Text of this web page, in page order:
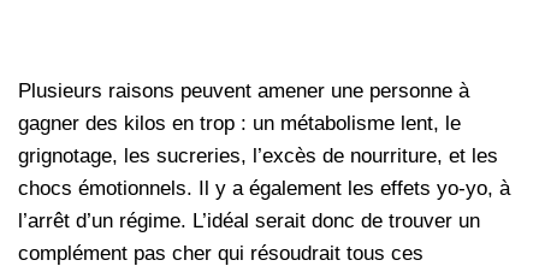
Plusieurs raisons peuvent amener une personne à
gagner des kilos en trop : un métabolisme lent, le
grignotage, les sucreries, l’excès de nourriture, et les
chocs émotionnels. Il y a également les effets yo-yo, à
l’arrêt d’un régime. L’idéal serait donc de trouver un
complément pas cher qui résoudrait tous ces